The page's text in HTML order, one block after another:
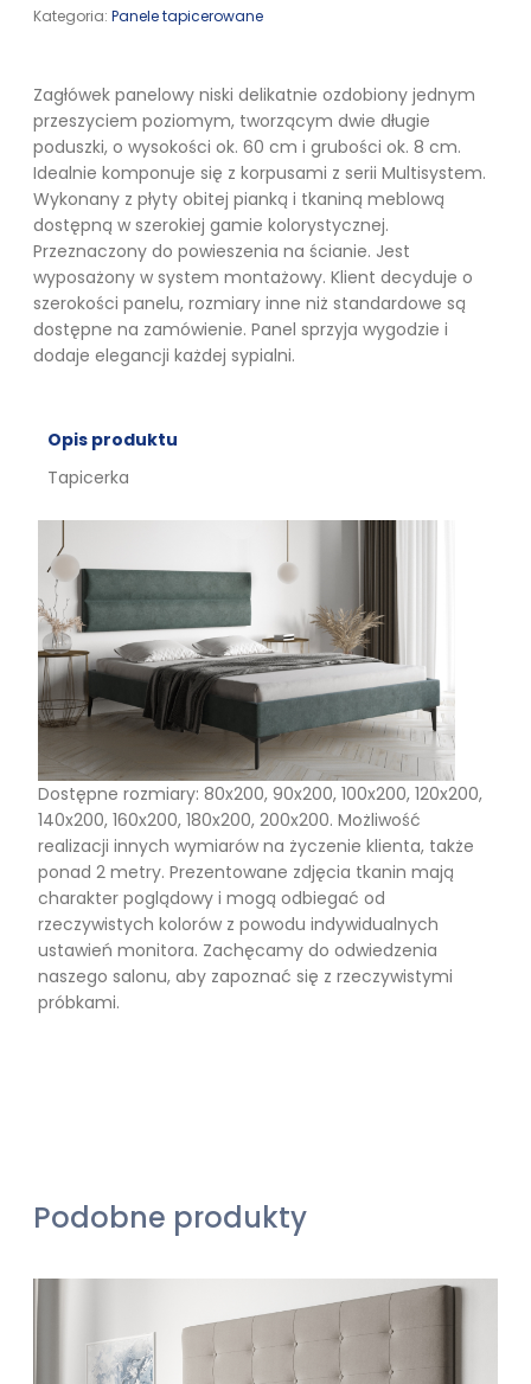
Kategoria: Panele tapicerowane
Zagłówek panelowy niski delikatnie ozdobiony jednym
przeszyciem poziomym, tworzącym dwie długie
poduszki, o wysokości ok. 60 cm i grubości ok. 8 cm.
Idealnie komponuje się z korpusami z serii Multisystem.
Wykonany z płyty obitej pianką i tkaniną meblową
dostępną w szerokiej gamie kolorystycznej.
Przeznaczony do powieszenia na ścianie. Jest
wyposażony w system montażowy. Klient decyduje o
szerokości panelu, rozmiary inne niż standardowe są
dostępne na zamówienie. Panel sprzyja wygodzie i
dodaje elegancji każdej sypialni.
Opis produktu
Tapicerka
Dostępne rozmiary: 80x200, 90x200, 100x200, 120x200,
140x200, 160x200, 180x200, 200x200. Możliwość
realizacji innych wymiarów na życzenie klienta, także
ponad 2 metry. Prezentowane zdjęcia tkanin mają
charakter poglądowy i mogą odbiegać od
rzeczywistych kolorów z powodu indywidualnych
ustawień monitora. Zachęcamy do odwiedzenia
naszego salonu, aby zapoznać się z rzeczywistymi
próbkami.
Podobne produkty